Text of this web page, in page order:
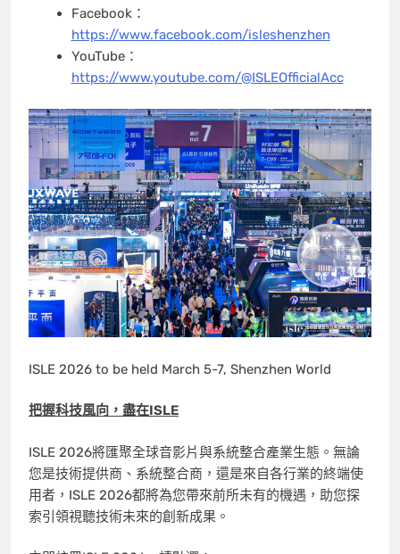
Facebook：
https://www.facebook.com/isleshenzhen
YouTube：
https://www.youtube.com/@ISLEOfficialAcc
ISLE 2026 to be held March 5-7, Shenzhen World
把握科技風向，盡在ISLE
ISLE 2026將匯聚全球音影片與系統整合產業生態。無論
您是技術提供商、系統整合商，還是來自各行業的終端使
用者，ISLE 2026都將為您帶來前所未有的機遇，助您探
索引領視聽技術未來的創新成果。